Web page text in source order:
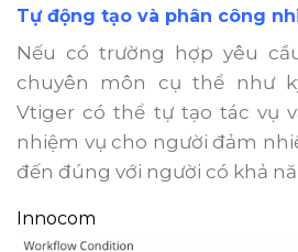
Tự động tạo và phân công
Nếu có trường hợp yêu
chuyên môn cụ thể như
Vtiger có thể tự tạo tác vụ
nhiệm vụ cho người đảm
đến đúng với người có khả
Innocom